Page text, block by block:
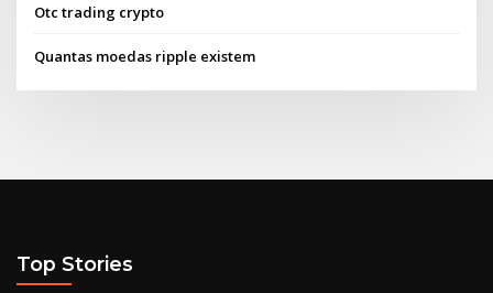
Otc trading crypto
Quantas moedas ripple existem
Top Stories